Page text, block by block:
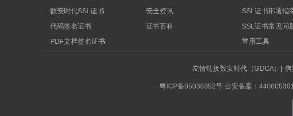
数安时代SSL证书
代码签名证书
PDF文档签名证书
安全资讯
证书百科
SSL证书部署指
SSL证书常见问
常用工具
友情链接数安时代（GDCA） | 信
粤ICP备05036352号 公安备案：